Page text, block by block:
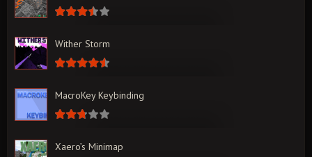
Wither Storm
MacroKey Keybinding
Xaero’s Minimap